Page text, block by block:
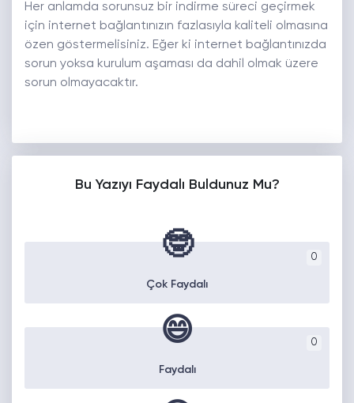
Her anlamda sorunsuz bir indirme süreci geçirmek
için internet bağlantınızın fazlasıyla kaliteli olmasına
özen göstermelisiniz. Eğer ki internet bağlantınızda
sorun yoksa kurulum aşaması da dahil olmak üzere
sorun olmayacaktır.
Bu Yazıyı Faydalı Buldunuz Mu?
0
🤓
Çok Faydalı
0
😄
Faydalı